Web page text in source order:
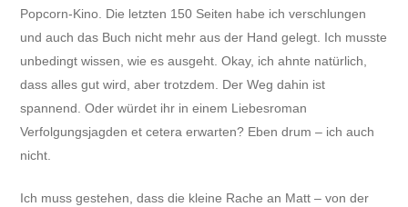
Popcorn-Kino. Die letzten 150 Seiten habe ich verschlungen
und auch das Buch nicht mehr aus der Hand gelegt. Ich musste
unbedingt wissen, wie es ausgeht. Okay, ich ahnte natürlich,
dass alles gut wird, aber trotzdem. Der Weg dahin ist
spannend. Oder würdet ihr in einem Liebesroman
Verfolgungsjagden et cetera erwarten? Eben drum – ich auch
nicht.
Ich muss gestehen, dass die kleine Rache an Matt – von der